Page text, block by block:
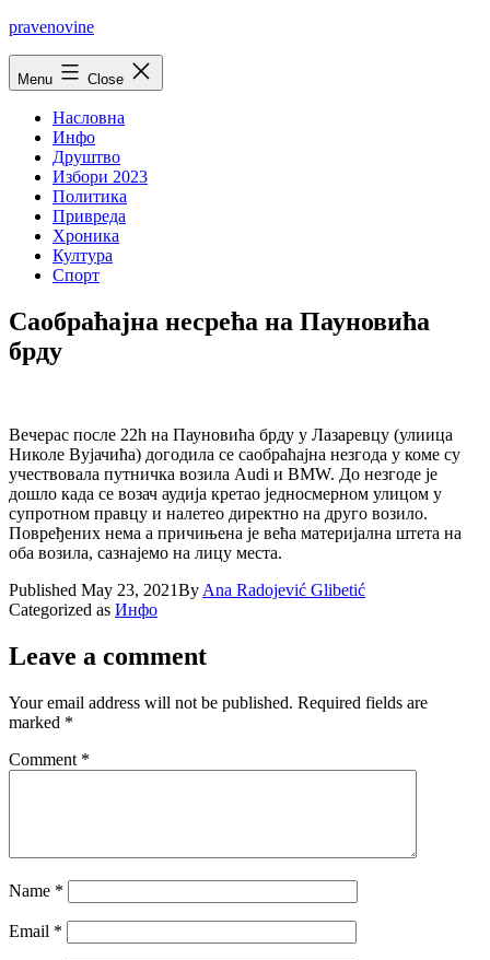
Skip
pravenovine
Menu Close
Насловна
Инфо
Друштво
Избори 2023
Политика
Привреда
Хроника
Култура
Спорт
Саобраћајна несрећа на Пауновића
брду
Вечерас после 22h на Пауновића брду у Лазаревцу (улиица
Николе Вујачића) догодила се саобраћајна незгода у коме су
учествовала путничка возила Audi и BMW. До незгоде је
дошло када се возач аудија кретао једносмерном улицом у
супротном правцу и налетео директно на друго возило.
Повређених нема а причињена је већа материјална штета на
оба возила, сазнајемо на лицу места.
Published May 23, 2021By Ana Radojević Glibetić
Categorized as Инфо
Leave a comment
Your email address will not be published. Required fields are
marked *
Comment *
Name *
Email *